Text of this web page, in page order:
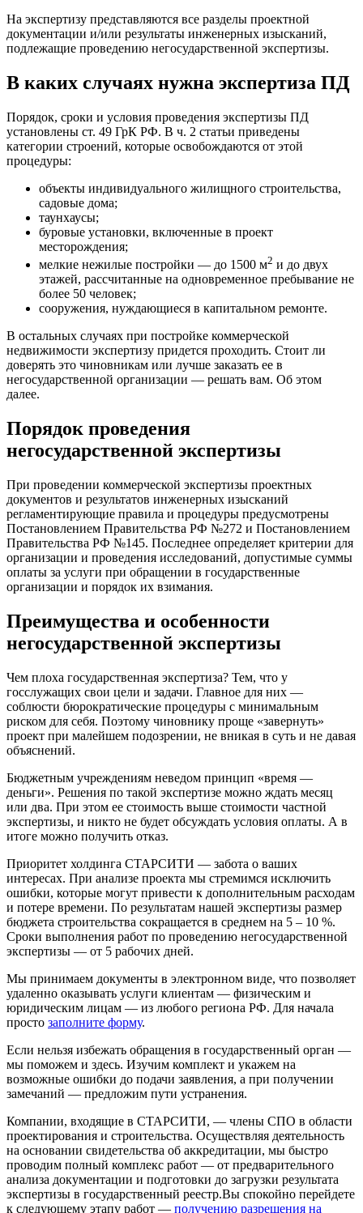
На экспертизу представляются все разделы проектной
документации и/или результаты инженерных изысканий,
подлежащие проведению негосударственной экспертизы.
В каких случаях нужна экспертиза ПД
Порядок, сроки и условия проведения экспертизы ПД
установлены ст. 49 ГрК РФ. В ч. 2 статьи приведены
категории строений, которые освобождаются от этой
процедуры:
объекты индивидуального жилищного строительства,
садовые дома;
таунхаусы;
буровые установки, включенные в проект
месторождения;
мелкие нежилые постройки — до 1500 м2 и до двух
этажей, рассчитанные на одновременное пребывание не
более 50 человек;
сооружения, нуждающиеся в капитальном ремонте.
В остальных случаях при постройке коммерческой
недвижимости экспертизу придется проходить. Стоит ли
доверять это чиновникам или лучше заказать ее в
негосударственной организации — решать вам. Об этом
далее.
Порядок проведения
негосударственной экспертизы
При проведении коммерческой экспертизы проектных
документов и результатов инженерных изысканий
регламентирующие правила и процедуры предусмотрены
Постановлением Правительства РФ №272 и Постановлением
Правительства РФ №145. Последнее определяет критерии для
организации и проведения исследований, допустимые суммы
оплаты за услуги при обращении в государственные
организации и порядок их взимания.
Преимущества и особенности
негосударственной экспертизы
Чем плоха государственная экспертиза? Тем, что у
госслужащих свои цели и задачи. Главное для них —
соблюсти бюрократические процедуры с минимальным
риском для себя. Поэтому чиновнику проще «завернуть»
проект при малейшем подозрении, не вникая в суть и не давая
объяснений.
Бюджетным учреждениям неведом принцип «время —
деньги». Решения по такой экспертизе можно ждать месяц
или два. При этом ее стоимость выше стоимости частной
экспертизы, и никто не будет обсуждать условия оплаты. А в
итоге можно получить отказ.
Приоритет холдинга СТАРСИТИ — забота о ваших
интересах. При анализе проекта мы стремимся исключить
ошибки, которые могут привести к дополнительным расходам
и потере времени. По результатам нашей экспертизы размер
бюджета строительства сокращается в среднем на 5 – 10 %.
Сроки выполнения работ по проведению негосударственной
экспертизы — от 5 рабочих дней.
Мы принимаем документы в электронном виде, что позволяет
удаленно оказывать услуги клиентам — физическим и
юридическим лицам — из любого региона РФ. Для начала
просто заполните форму.
Если нельзя избежать обращения в государственный орган —
мы поможем и здесь. Изучим комплект и укажем на
возможные ошибки до подачи заявления, а при получении
замечаний — предложим пути устранения.
Компании, входящие в СТАРСИТИ, — члены СПО в области
проектирования и строительства. Осуществляя деятельность
на основании свидетельства об аккредитации, мы быстро
проводим полный комплекс работ — от предварительного
анализа документации и подготовки до загрузки результата
экспертизы в государственный реестр.Вы спокойно перейдете
к следующему этапу работ — получению разрешения на